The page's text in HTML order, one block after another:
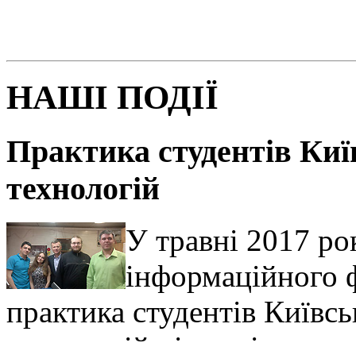
НАШІ ПОДІЇ
Практика студентів
технологій
У травні 2017
практика студентів